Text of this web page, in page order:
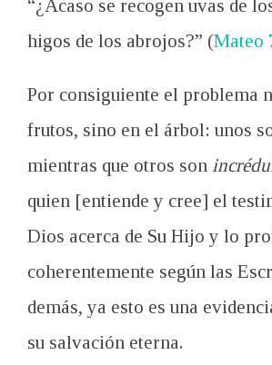
“¿Acaso se recogen uvas de
higos de los abrojos?” (Mateo
Por consiguiente el problema
frutos, sino en el árbol: unos
mientras que otros son
quien [entiende y cree] el
Dios acerca de Su Hijo y lo
coherentemente según las
demás, ya esto es una
su salvación eterna.